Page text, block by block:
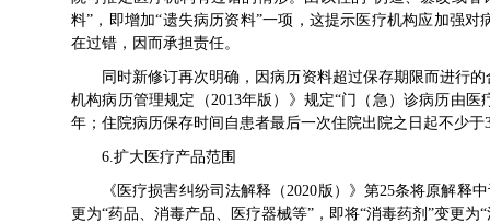
料”，即增加“遗失病历资料”一项，这提示医疗机构应加强
在过错，因而承担责任。
同时新修订再次明确，因病历资料超过保存期限而进行
机构病历管理规定（2013年版）》规定“门（急）诊病历由
年；住院病历保存时间自患者最后一次住院出院之日起不少于
6.扩大医疗产品范围
《医疗损害纠纷司法解释（2020版）》第25条将原解释
更为“药品、消毒产品、医疗器械等”，即将“消毒药剂”变更为